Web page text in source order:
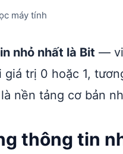
máy tính
nhỏ nhất là Bit —
trị 0 hoặc 1,
nền tảng cơ bản
thông tin